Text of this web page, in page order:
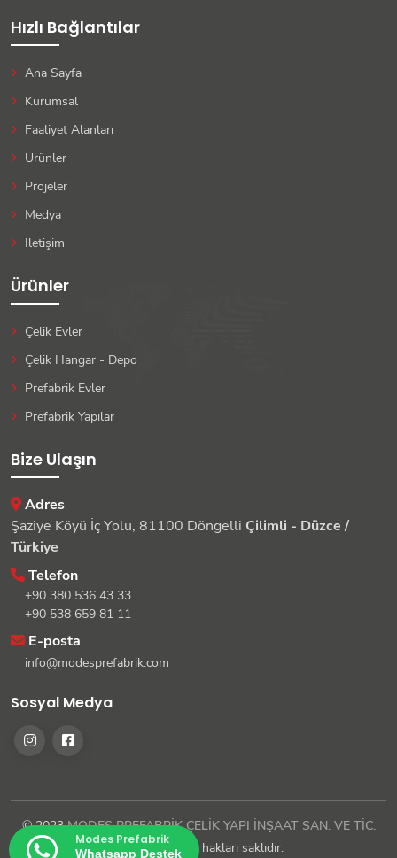
Hızlı Bağlantılar
Ana Sayfa
Kurumsal
Faaliyet Alanları
Ürünler
Projeler
Medya
İletişim
Ürünler
Çelik Evler
Çelik Hangar - Depo
Prefabrik Evler
Prefabrik Yapılar
Bize Ulaşın
Adres
Şaziye Köyü İç Yolu, 81100 Döngelli Çilimli - Düzce /
Türkiye
Telefon
+90 380 536 43 33
+90 538 659 81 11
E-posta
info@modesprefabrik.com
Sosyal Medya
© 2023MODES PREFABRİK ÇELİK YAPI İNŞAAT SAN. VE TİC.
LTD. ŞTİ.| Tüm hakları saklıdır.
Modes Prefabrik
Whatsapp Destek